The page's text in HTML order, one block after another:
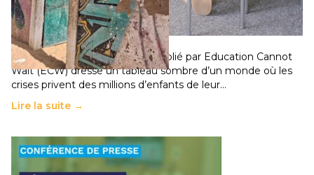
chocs climatiques et des déplacements de
population
11 juillet 2026- National
Un nouveau rapport mondial publié par Education Cannot
Wait (ECW) dresse un tableau sombre d’un monde où les
crises privent des millions d’enfants de leur…
Lire la suite →